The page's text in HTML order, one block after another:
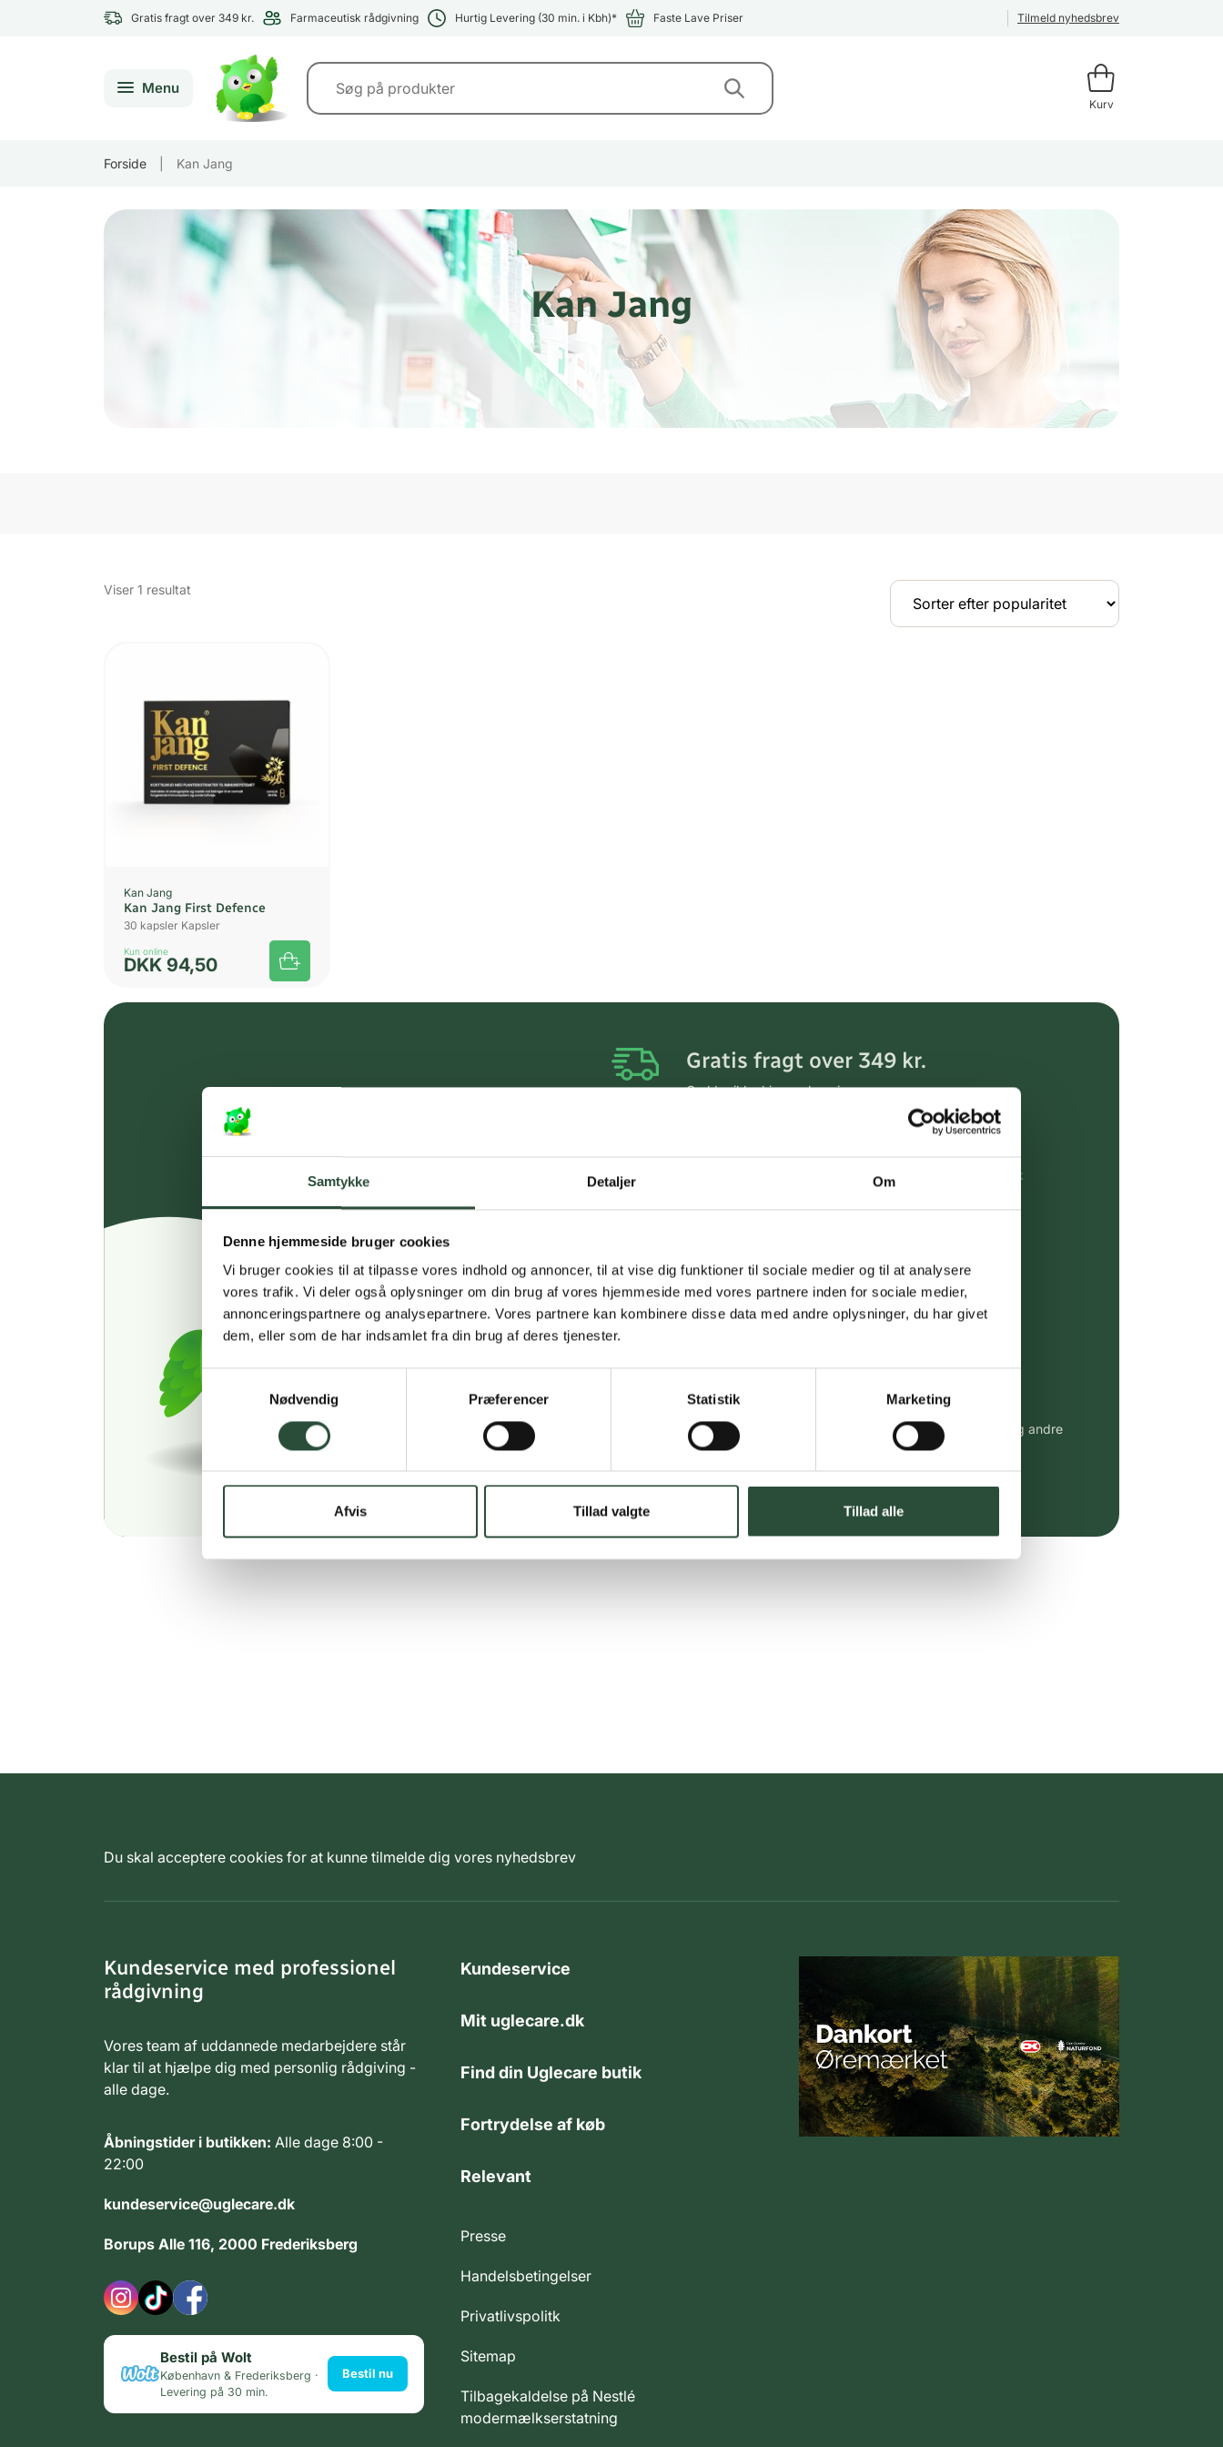
Samtykke Detaljer Om
Denne hjemmeside bruger cookies
Vi bruger cookies til at tilpasse vores indhold og annoncer, til at vise dig funktioner til sociale medier og til at analysere
vores trafik. Vi deler også oplysninger om din brug af vores hjemmeside med vores partnere inden for sociale medier,
annonceringspartnere og analysepartnere. Vores partnere kan kombinere disse data med andre oplysninger, du har givet
dem, eller som de har indsamlet fra din brug af deres tjenester.
Nødvendig
Præferencer Statistik Marketing
Afvis Tillad valgte Tillad alle
Gratis fragt over 349 kr. Farmaceutisk rådgivning Hurtig Levering (30 min. i Kbh)* Faste Lave Priser Tilmeld nyhedsbrev
Menu
Kurv
Forside Kan Jang
Kan Jang
Viser 1 resultat
Kan Jang
Kan Jang First Defence
30 kapsler Kapsler
Kun online
DKK 94,50
Gratis fragt over 349 kr.
Gælder ikke hjemmelevering
kundeservice@uglecare.dk
Faste lave priser*
Stort udvalg af kendte produkter
Vi tilbyder et stort udvalg af kendte cremer, vitaminer og andre
spændende produkter – altid til fast lav pris.
Læs mere om Uglecare.dk her
Du skal acceptere cookies for at kunne tilmelde dig vores nyhedsbrev
Kundeservice med professionel
rådgivning
Vores team af uddannede medarbejdere står
klar til at hjælpe dig med personlig rådgiving -
alle dage.
Åbningstider i butikken: Alle dage 8:00 -
22:00
kundeservice@uglecare.dk
Borups Alle 116, 2000 Frederiksberg
Bestil på Wolt
København & Frederiksberg ·
Levering på 30 min.
Bestil nu
Kundeservice
Mit uglecare.dk
Find din Uglecare butik
Fortrydelse af køb
Relevant
Presse
Handelsbetingelser
Privatlivspolitk
Sitemap
Tilbagekaldelse på Nestlé
modermælkserstatning